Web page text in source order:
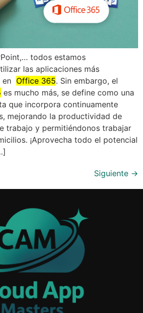
todos estamos
las aplicaciones más
en Office 365. Sin embargo, el
es mucho más, se define como una
que incorpora continuamente
mejorando la productividad de
trabajo y permitiéndonos trabajar
¡Aprovecha todo el potencial
Siguiente →